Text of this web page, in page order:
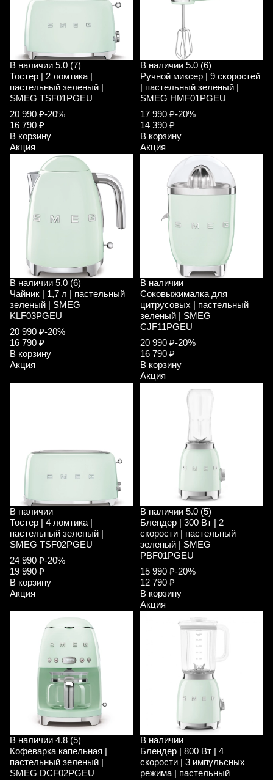
В наличии 5.0 (7)
Тостер | 2 ломтика |
пастельный зеленый |
SMEG TSF01PGEU
20 990 ₽-20%
16 790 ₽
В корзину
Акция
В наличии 5.0 (6)
Ручной миксер | 9 скоростей
| пастельный зеленый |
SMEG HMF01PGEU
17 990 ₽-20%
14 390 ₽
В корзину
Акция
В наличии 5.0 (6)
Чайник | 1,7 л | пастельный
зеленый | SMEG
KLF03PGEU
20 990 ₽-20%
16 790 ₽
В корзину
Акция
В наличии
Соковыжималка для
цитрусовых | пастельный
зеленый | SMEG
CJF11PGEU
20 990 ₽-20%
16 790 ₽
В корзину
Акция
В наличии
Тостер | 4 ломтика |
пастельный зеленый |
SMEG TSF02PGEU
24 990 ₽-20%
19 990 ₽
В корзину
Акция
В наличии 5.0 (5)
Блендер | 300 Вт | 2
скорости | пастельный
зеленый | SMEG
PBF01PGEU
15 990 ₽-20%
12 790 ₽
В корзину
Акция
В наличии 4.8 (5)
Кофеварка капельная |
пастельный зеленый |
SMEG DCF02PGEU
В наличии
Блендер | 800 Вт | 4
скорости | 3 импульсных
режима | пастельный